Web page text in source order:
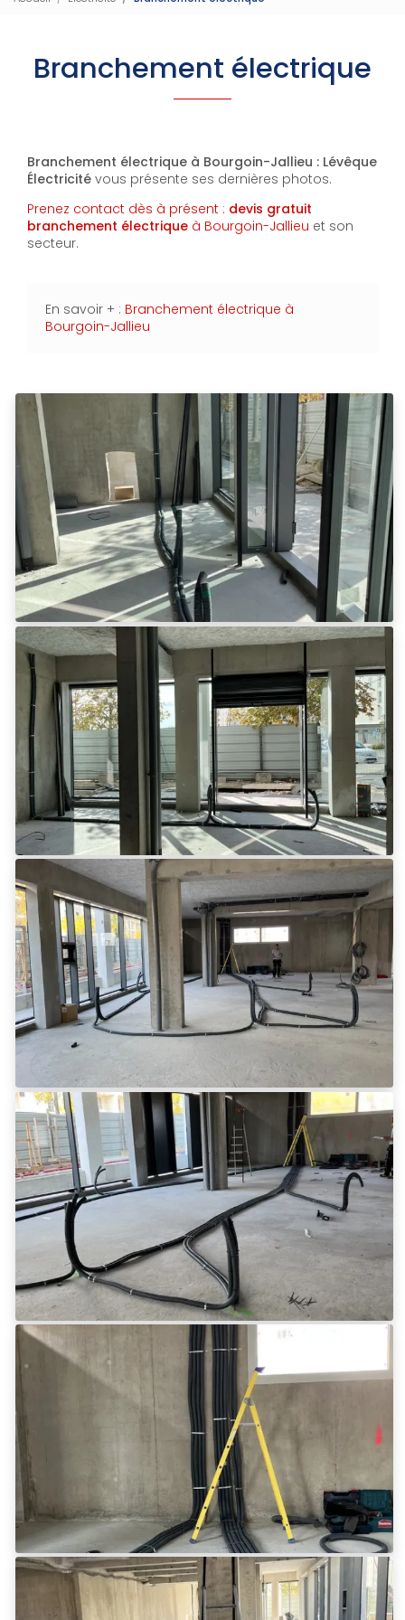
Branchement électrique
Branchement électrique à Bourgoin-Jallieu : Lévêque
Électricité vous présente ses dernières photos.
Prenez contact dès à présent : devis gratuit
branchement électrique à Bourgoin-Jallieu et son
secteur.
En savoir + : Branchement électrique à
Bourgoin-Jallieu